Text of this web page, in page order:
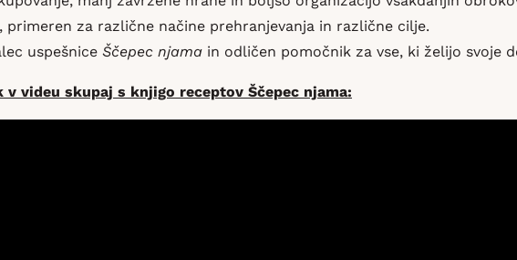
primeren za različne načine prehranjevanja in različne cilje.
uspešnice Ščepec njama in odličen pomočnik za vse, ki želijo svoje
v videu skupaj s knjigo receptov Ščepec njama: